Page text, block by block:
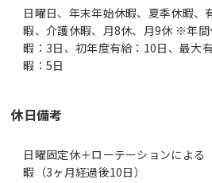
日曜日、年末年始休暇、夏季休暇、
暇、介護休暇、月8休、月9休 ※年
暇：3日、初年度有給：10日、最大
暇：5日
休日備考
日曜固定休＋ローテーションによ
暇（3ヶ月経過後10日）